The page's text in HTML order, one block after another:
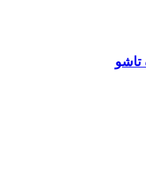
تاشو